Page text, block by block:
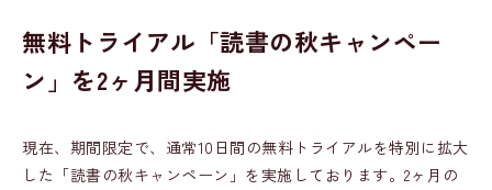
無料トライアル「読書の秋キャンペー
ン」を2ヶ月間実施
現在、期間限定で、通常10日間の無料トライアルを特別に拡大
した「読書の秋キャンペーン」を実施しております。2ヶ月の